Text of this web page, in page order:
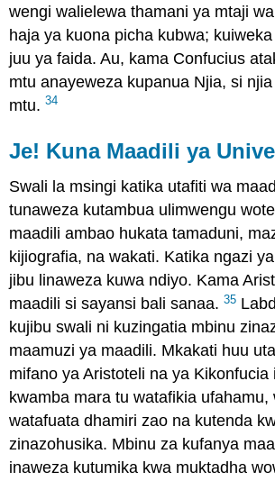
wengi walielewa thamani ya mtaji
haja ya kuona picha kubwa;
juu ya faida. Au, kama Confucius
mtu anayeweza kupanua Njia, si
mtu.34
Je! Kuna Maadili ya
Swali la msingi katika utafiti wa
tunaweza kutambua ulimwengu
maadili ambao hukata tamaduni,
kijiografia, na wakati. Katika ngazi
jibu linaweza kuwa ndiyo. Kama
maadili si sayansi bali sanaa.35
kujibu swali ni kuzingatia mbinu
maamuzi ya maadili. Mkakati huu
mifano ya Aristoteli na ya Kikonfucia
kwamba mara tu watafikia ufahamu,
watafuata dhamiri zao na kutenda
zinazohusika. Mbinu za kufanya
inaweza kutumika kwa muktadha